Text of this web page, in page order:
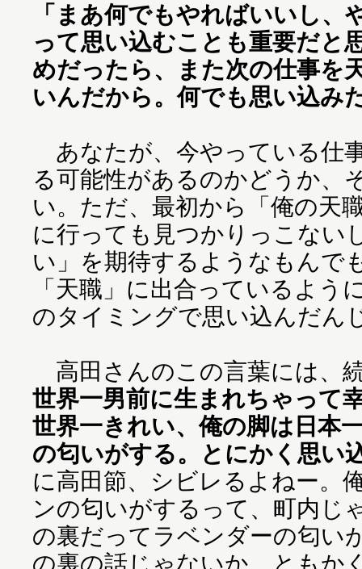
「まあ何でもやればいいし、
って思い込むことも重要だと
めだったら、また次の仕事を
いんだから。何でも思い込み
あなたが、今やっている仕
る可能性があるのかどうか、
い。ただ、最初から「俺の天
に行っても見つかりっこない
い」を期待するようなもんで
「天職」に出合っているよう
のタイミングで思い込んだん
高田さんのこの言葉には、
世界一男前に生まれちゃって
世界一きれい、俺の脚は日本
の匂いがする。とにかく思い
に高田節、シビレるよねー。
ンの匂いがするって、町内じ
の裏だってラベンダーの匂い
の裏の話じゃないか。ともか